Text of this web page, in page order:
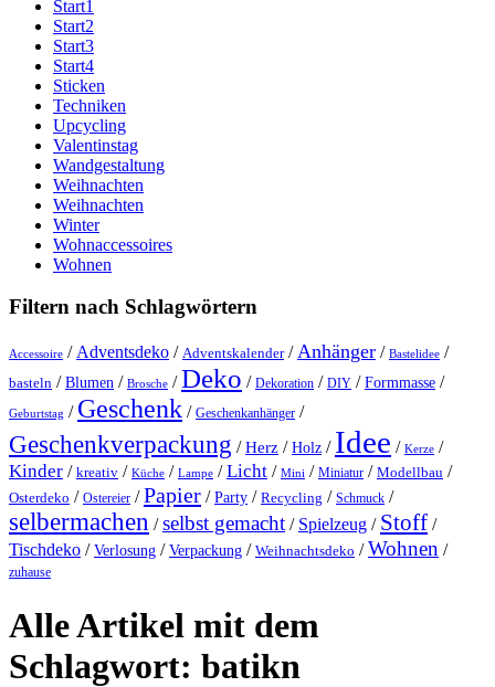
Start1
Start2
Start3
Start4
Sticken
Techniken
Upcycling
Valentinstag
Wandgestaltung
Weihnachten
Weihnachten
Winter
Wohnaccessoires
Wohnen
Filtern nach Schlagwörtern
Accessoire / Adventsdeko / Adventskalender/Anhänger / Bastelidee /
basteln /Blumen / Brosche /Deko / Dekoration / DIY /Formmasse /
Geburtstag / Geschenk / Geschenkanhänger /
Geschenkverpackung /Herz /Holz / Idee / Kerze /
Kinder / kreativ / Küche / Lampe /Licht / Mini / Miniatur / Modellbau /
Osterdeko / Ostereier /Papier /Party / Recycling / Schmuck /
selbermachen /selbst gemacht / Spielzeug / Stoff /
Tischdeko /Verlosung /Verpackung / Weihnachtsdeko /Wohnen /
zuhause
Alle Artikel mit dem
Schlagwort: batikn